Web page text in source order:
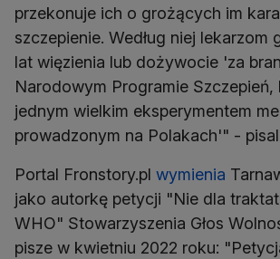
przekonuje ich o grożących im
szczepienie. Według niej lekarzom
lat więzienia lub dożywocie 'za
Narodowym Programie
jednym wielkim eksperymentem
prowadzonym na Polakach'" -
Portal Fronstory.pl wymienia
jako autorkę petycji "Nie dla
WHO" Stowarzyszenia Głos
pisze w kwietniu 2022 roku: